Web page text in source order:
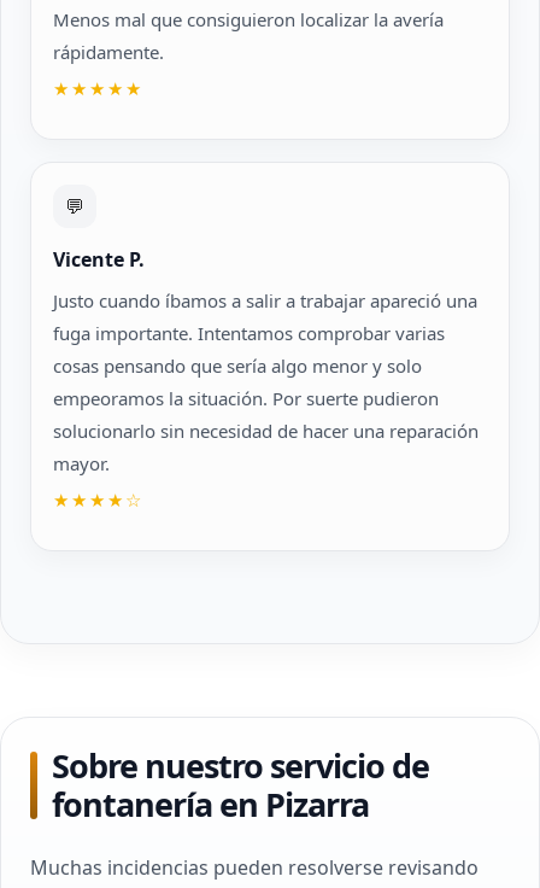
Menos mal que consiguieron localizar la avería
rápidamente.
★★★★★
💬
Vicente P.
Justo cuando íbamos a salir a trabajar apareció una
fuga importante. Intentamos comprobar varias
cosas pensando que sería algo menor y solo
empeoramos la situación. Por suerte pudieron
solucionarlo sin necesidad de hacer una reparación
mayor.
★★★★☆
Sobre nuestro servicio de
fontanería en Pizarra
Muchas incidencias pueden resolverse revisando